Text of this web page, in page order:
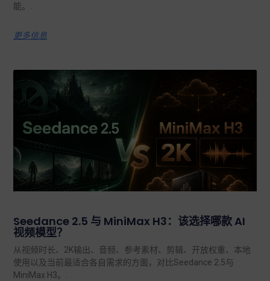
能。.
更多信息
Seedance 2.5 与 MiniMax H3：该选择哪款 AI
视频模型？
从视频时长、2K输出、音频、参考素材、剪辑、开放权重、本地
使用以及当前最适合各自需求的方面，对比Seedance 2.5与
MiniMax H3。.